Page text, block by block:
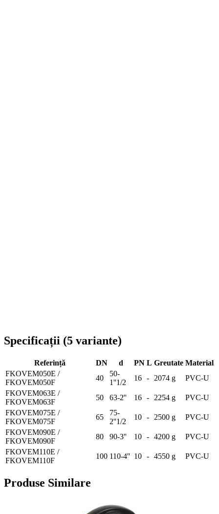
Specificații (5 variante)
Referință DN d PN L Greutate Material
FKOVEM050E /
FKOVEM050F
40
50-
1''1/2
16 - 2074 g
PVC-U
FKOVEM063E /
FKOVEM063F
50 63-2'' 16 - 2254 g
PVC-U
FKOVEM075E /
FKOVEM075F
65
75-
2''1/2
10 - 2500 g
PVC-U
FKOVEM090E /
FKOVEM090F
80 90-3'' 10 - 4200 g
PVC-U
FKOVEM110E /
FKOVEM110F
100 110-4'' 10 - 4550 g PVC-U
Produse Similare